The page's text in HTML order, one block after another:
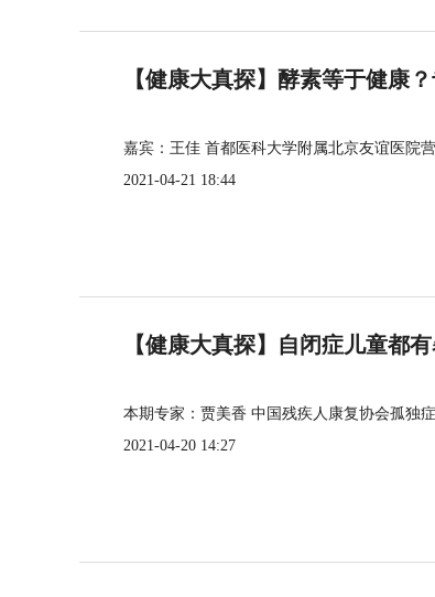
【健康大真探】酵素等于健康
嘉宾：王佳 首都医科大学附属北京友谊医院
2021-04-21 18:44
【健康大真探】自闭症儿童都
本期专家：贾美香 中国残疾人康复协会孤独
2021-04-20 14:27